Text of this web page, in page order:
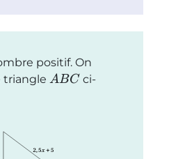
positif. On
triangle ABC ci-